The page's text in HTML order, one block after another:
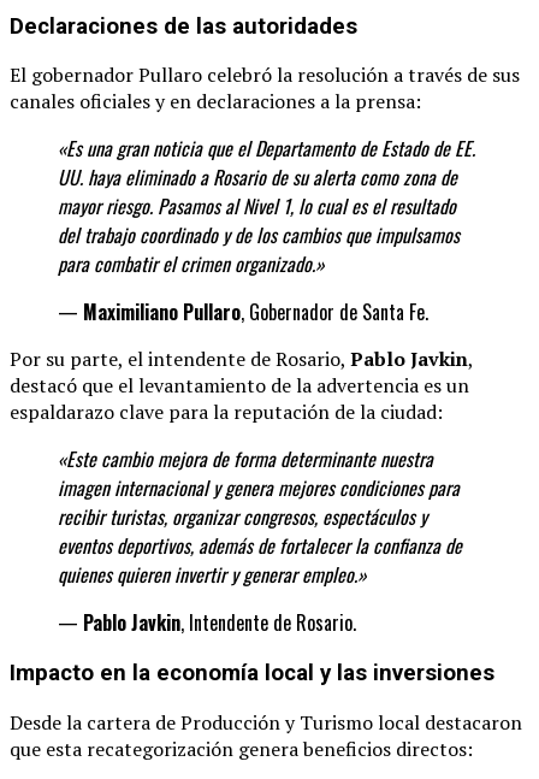
Declaraciones de las autoridades
El gobernador Pullaro celebró la resolución a través de sus
canales oficiales y en declaraciones a la prensa:
«Es una gran noticia que el Departamento de Estado de EE.
UU. haya eliminado a Rosario de su alerta como zona de
mayor riesgo. Pasamos al Nivel 1, lo cual es el resultado
del trabajo coordinado y de los cambios que impulsamos
para combatir el crimen organizado.»
— Maximiliano Pullaro, Gobernador de Santa Fe.
Por su parte, el intendente de Rosario, Pablo Javkin,
destacó que el levantamiento de la advertencia es un
espaldarazo clave para la reputación de la ciudad:
«Este cambio mejora de forma determinantenuestra
imagen internacional y genera mejores condiciones para
recibir turistas, organizar congresos, espectáculos y
eventos deportivos, además de fortalecer la confianza de
quienes quieren invertir y generarempleo.»
— Pablo Javkin, Intendente de Rosario.
Impacto en la economía local y las inversiones
Desde la cartera de Producción y Turismo local destacaron
que esta recategorización genera beneficios directos: